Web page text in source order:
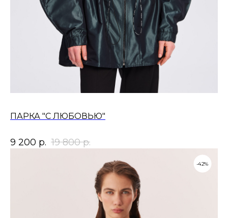
ПАРКА "С ЛЮБОВЬЮ"
9 200 р. 19 800 р.
-42%